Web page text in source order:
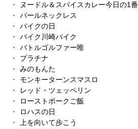
ヌードル＆スパイスカレー今日の1番
パールネックレス
バイクの日
バイク川崎バイク
バトルゴルファー唯
プラチナ
みのもんた
モンキーターンスマスロ
レッド・ツェッペリン
ローストポークご飯
ロハスの日
上を向いて歩こう